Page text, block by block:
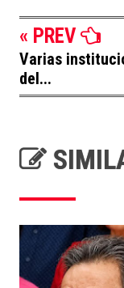
« PREV
Varias
del...